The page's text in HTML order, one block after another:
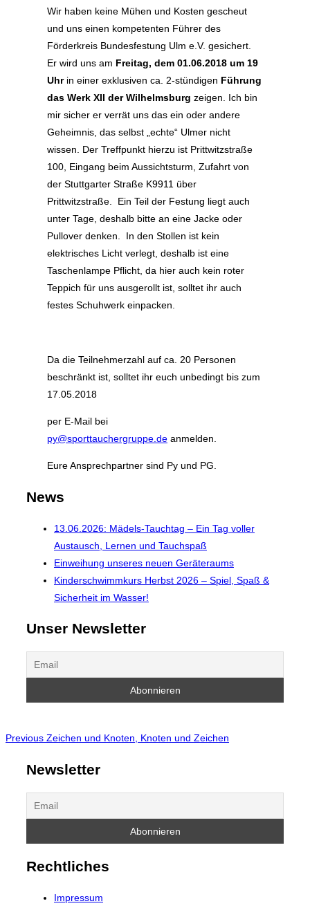
Wir haben keine Mühen und Kosten gescheut
und uns einen kompetenten Führer des
Förderkreis Bundesfestung Ulm e.V. gesichert.
Er wird uns am Freitag, dem 01.06.2018 um 19
Uhrin einer exklusiven ca. 2-stündigen Führung
das Werk XII der Wilhelmsburg zeigen. Ich bin
mir sicher er verrät uns das ein oder andere
Geheimnis, das selbst „echte“ Ulmer nicht
wissen. Der Treffpunkt hierzu ist Prittwitzstraße
100, Eingang beim Aussichtsturm, Zufahrt von
der Stuttgarter Straße K9911 über
Prittwitzstraße. Ein Teil der Festung liegt auch
unter Tage, deshalb bitte an eine Jacke oder
Pullover denken. In den Stollen ist kein
elektrisches Licht verlegt, deshalb ist eine
Taschenlampe Pflicht, da hier auch kein roter
Teppich für uns ausgerollt ist, solltet ihr auch
festes Schuhwerk einpacken.
Da die Teilnehmerzahl auf ca. 20 Personen
beschränkt ist, solltet ihr euch unbedingt bis zum
17.05.2018
per E-Mail bei
py@sporttauchergruppe.de anmelden.
Eure Ansprechpartner sind Py und PG.
News
13.06.2026: Mädels-Tauchtag – Ein Tag voller
Austausch, Lernen und Tauchspaß
Einweihung unseres neuen Geräteraums
Kinderschwimmkurs Herbst 2026 – Spiel, Spaß &
Sicherheit im Wasser!
Unser Newsletter
Beitragsnavigation
Previous
Previous Zeichen und Knoten, Knoten und Zeichen
Newsletter
Rechtliches
Impressum